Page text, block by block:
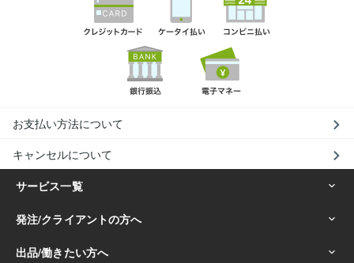
お支払い方法について
キャンセルについて